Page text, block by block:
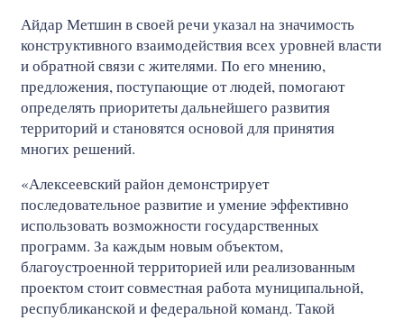
Айдар Метшин в своей речи указал на значимость
конструктивного взаимодействия всех уровней власти
и обратной связи с жителями. По его мнению,
предложения, поступающие от людей, помогают
определять приоритеты дальнейшего развития
территорий и становятся основой для принятия
многих решений.
«Алексеевский район демонстрирует
последовательное развитие и умение эффективно
использовать возможности государственных
программ. За каждым новым объектом,
благоустроенной территорией или реализованным
проектом стоит совместная работа муниципальной,
республиканской и федеральной команд. Такой